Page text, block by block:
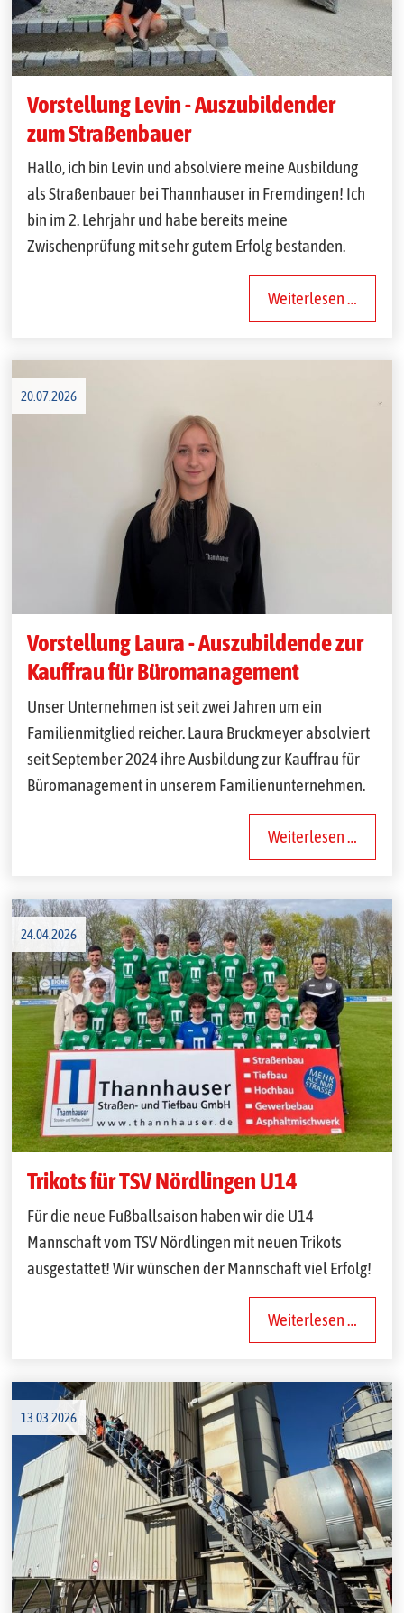
Vorstellung Levin - Auszubildender
zum Straßenbauer
Hallo, ich bin Levin und absolviere meine Ausbildung
als Straßenbauer bei Thannhauser in Fremdingen! Ich
bin im 2. Lehrjahr und habe bereits meine
Zwischenprüfung mit sehr gutem Erfolg bestanden.
Weiterlesen …
20.07.2026
Vorstellung Laura - Auszubildende zur
Kauffrau für Büromanagement
Unser Unternehmen ist seit zwei Jahren um ein
Familienmitglied reicher. Laura Bruckmeyer absolviert
seit September 2024 ihre Ausbildung zur Kauffrau für
Büromanagement in unserem Familienunternehmen.
Weiterlesen …
24.04.2026
Trikots für TSV Nördlingen U14
Für die neue Fußballsaison haben wir die U14
Mannschaft vom TSV Nördlingen mit neuen Trikots
ausgestattet! Wir wünschen der Mannschaft viel Erfolg!
Weiterlesen …
13.03.2026